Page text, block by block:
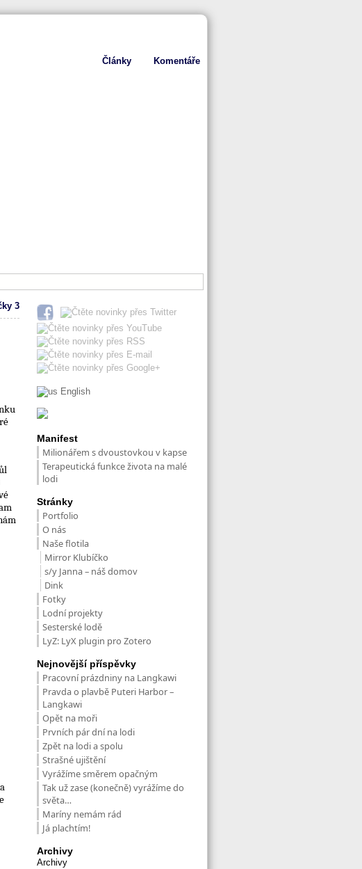
Komentáře
Články
3
English
Manifest
Milionářem s dvoustovkou v kapse
Terapeutická funkce života na malé
lodi
Stránky
Portfolio
O nás
Naše flotila
Mirror Klubíčko
s/y Janna – náš domov
Dink
Fotky
Lodní projekty
Sesterské lodě
LyZ: LyX plugin pro Zotero
Nejnovější příspěvky
Pracovní prázdniny na Langkawi
Pravda o plavbě Puteri Harbor –
Langkawi
Opět na moři
Prvních pár dní na lodi
Zpět na lodi a spolu
Strašné ujištění
Vyrážíme směrem opačným
Tak už zase (konečně) vyrážíme do
světa…
Maríny nemám rád
Já plachtím!
Archivy
Archivy